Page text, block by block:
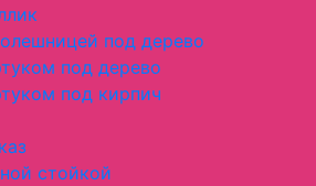
под дерево
под дерево
под кирпич
стойкой